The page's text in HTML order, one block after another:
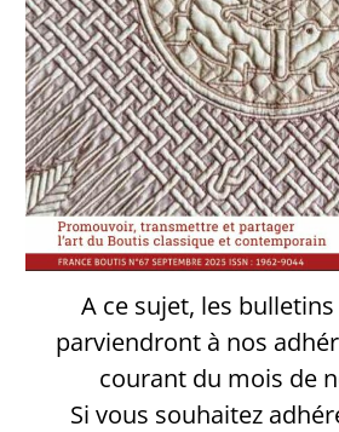
A ce sujet, les bulletins
parviendront à nos
courant du mois de
Si vous souhaitez